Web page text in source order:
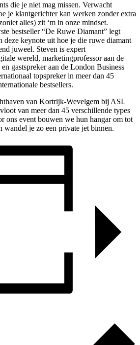
die je niet mag missen. Verwacht
je klantgerichter kan werken zonder extra
alles) zit ‘m in onze mindset.
bestseller “De Ruwe Diamant” legt
deze keynote uit hoe je die ruwe diamant
juweel. Steven is expert
wereld, marketingprofessor aan de
gastspreker aan de London Business
topspreker in meer dan 45
bestsellers.
van Kortrijk-Wevelgem bij ASL
van meer dan 45 verschillende types
ons event bouwen we hun hangar om tot
wandel je zo een private jet binnen.